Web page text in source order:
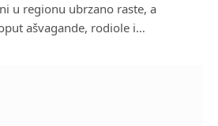
u regionu ubrzano raste, a
ašvagande, rodiole i…